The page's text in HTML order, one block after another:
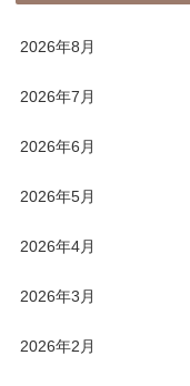
2026年8月
2026年7月
2026年6月
2026年5月
2026年4月
2026年3月
2026年2月